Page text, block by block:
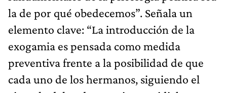
la de por qué obedecemos”. Señala un
elemento clave: “La introducción de la
exogamia es pensada como medida
preventiva frente a la posibilidad de que
cada uno de los hermanos, siguiendo el